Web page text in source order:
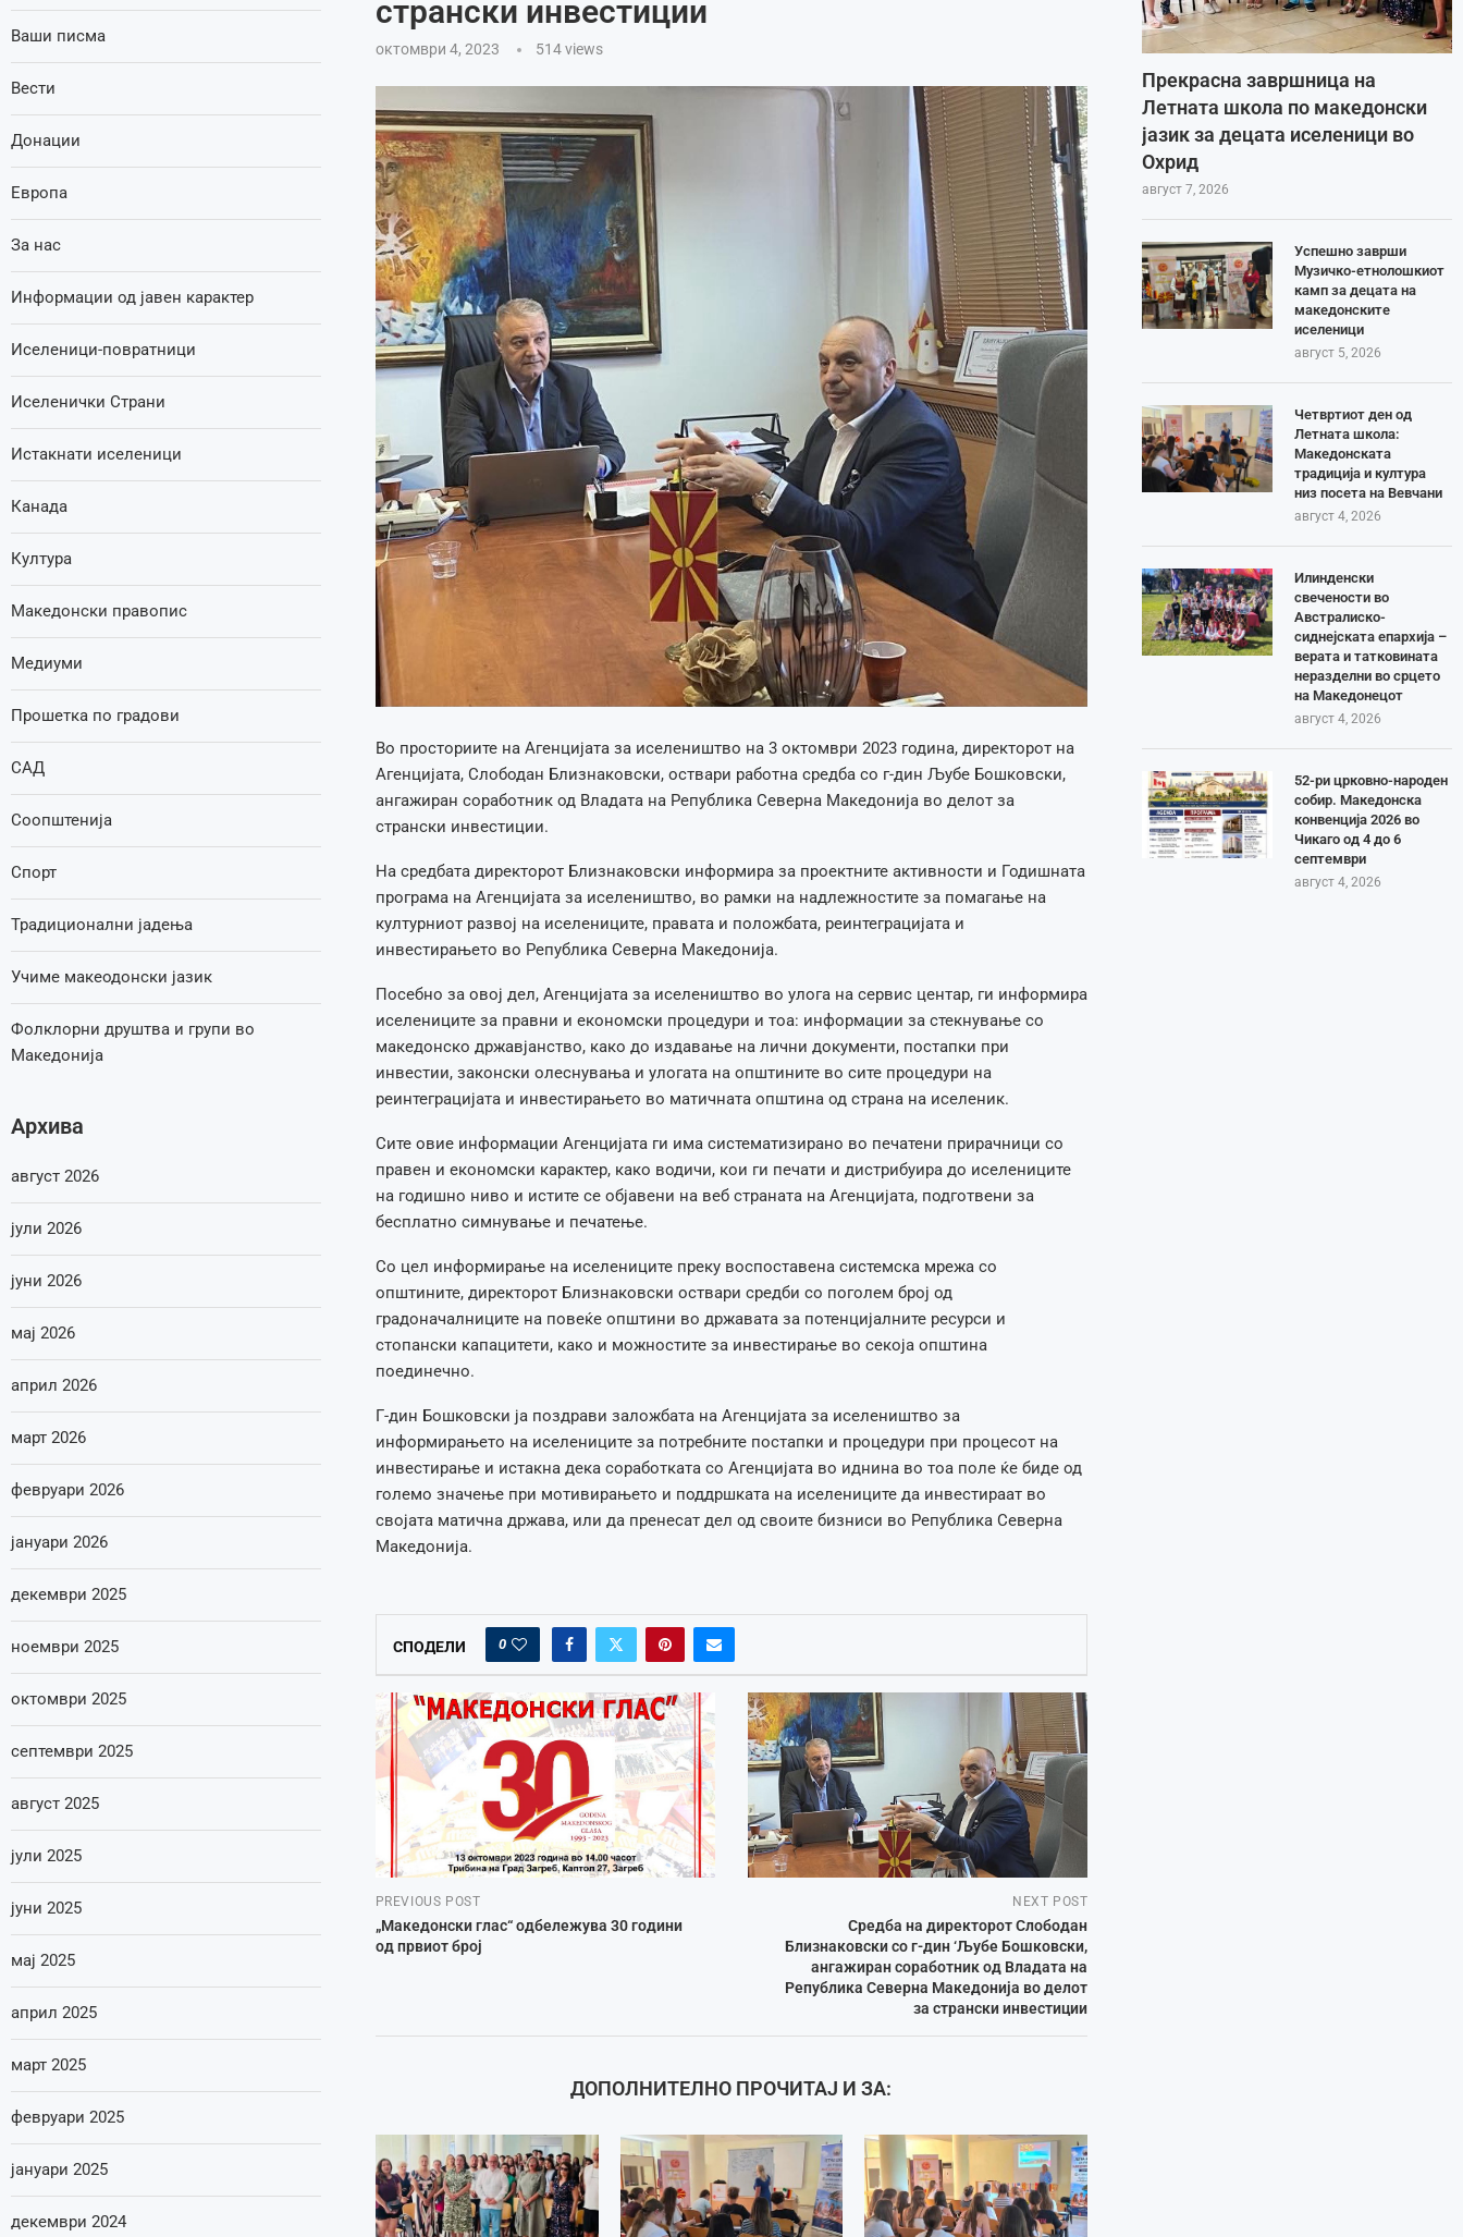
странски инвестиции
октомври 4, 2023 514views
Во просториите на Агенцијата за иселеништво на 3 октомври 2023 година, директорот на
Агенцијата, Слободан Близнаковски, оствари работна средба со г-дин Љубе Бошковски,
ангажиран соработник од Владата на Република Северна Македонија во делот за
странски инвестиции.
На средбата директорот Близнаковски информира за проектните активности и Годишната
програма на Агенцијата за иселеништво, во рамки на надлежностите за помагање на
културниот развој на иселениците, правата и положбата, реинтеграцијата и
инвестирањето во Република Северна Македонија.
Посебно за овој дел, Агенцијата за иселеништво во улога на сервис центар, ги информира
иселениците за правни и економски процедури и тоа: информации за стекнување со
македонско државјанство, како до издавање на лични документи, постапки при
инвестии, законски олеснувања и улогата на општините во сите процедури на
реинтеграцијата и инвестирањето во матичната општина од страна на иселеник.
Сите овие информации Агенцијата ги има систематизирано во печатени прирачници со
правен и економски карактер, како водичи, кои ги печати и дистрибуира до иселениците
на годишно ниво и истите се објавени на веб страната на Агенцијата, подготвени за
бесплатно симнување и печатење.
Со цел информирање на иселениците преку воспоставена системска мрежа со
општините, директорот Близнаковски оствари средби со поголем број од
градоначалниците на повеќе општини во државата за потенцијалните ресурси и
стопански капацитети, како и можностите за инвестирање во секоја општина
поединечно.
Г-дин Бошковски ја поздрави заложбата на Агенцијата за иселеништво за
информирањето на иселениците за потребните постапки и процедури при процесот на
инвестирање и истакна дека соработката со Агенцијата во иднина во тоа поле ќе биде од
големо значење при мотивирањето и поддршката на иселениците да инвестираат во
својата матична држава, или да пренесат дел од своите бизниси во Република Северна
Македонија.
СПОДЕЛИ 0
PREVIOUS POST
„Македонски глас“ одбележува 30 години
од првиот број
NEXT POST
Средба на директорот Слободан
Близнаковски со г-дин ‘Љубе Бошковски,
ангажиран соработник од Владата на
Република Северна Македонија во делот
за странски инвестиции
ДОПОЛНИТЕЛНО ПРОЧИТАЈ И ЗА:
Прекрасна завршница на
Летната школа по македонски
јазик за децата иселеници во
Охрид
август 7, 2026
Успешно заврши
Музичко-етнолошкиот
камп за децата на
македонските
иселеници
август 5, 2026
Четвртиот ден од
Летната школа:
Македонската
традиција и култура
низ посета на Вевчани
август 4, 2026
Илинденски
свечености во
Австралиско-
сиднејската епархија –
верата и татковината
неразделни во срцето
на Македонецот
август 4, 2026
52-ри црковно-народен
собир. Македонска
конвенција 2026 во
Чикаго од 4 до 6
септември
август 4, 2026
Ваши писма
Вести
Донации
Европа
За нас
Информации од јавен карактер
Иселеници-повратници
Иселенички Страни
Истакнати иселеници
Канада
Култура
Македонски правопис
Медиуми
Прошетка по градови
САД
Соопштенија
Спорт
Традиционални јадења
Учиме макеодонски јазик
Фолклорни друштва и групи во
Македонија
Архива
август 2026
јули 2026
јуни 2026
мај 2026
април 2026
март 2026
февруари 2026
јануари 2026
декември 2025
ноември 2025
октомври 2025
септември 2025
август 2025
јули 2025
јуни 2025
мај 2025
април 2025
март 2025
февруари 2025
јануари 2025
декември 2024